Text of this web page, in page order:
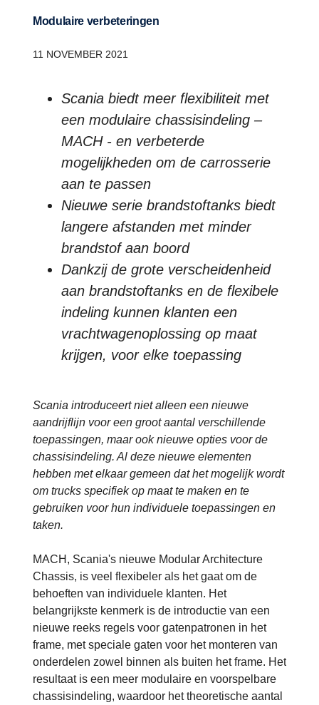
Modulaire verbeteringen
11 NOVEMBER 2021
Scania biedt meer flexibiliteit met
een modulaire chassisindeling –
MACH - en verbeterde
mogelijkheden om de carrosserie
aan te passen
Nieuwe serie brandstoftanks biedt
langere afstanden met minder
brandstof aan boord
Dankzij de grote verscheidenheid
aan brandstoftanks en de flexibele
indeling kunnen klanten een
vrachtwagenoplossing op maat
krijgen, voor elke toepassing
Scania introduceert niet alleen een nieuwe
aandrijflijn voor een groot aantal verschillende
toepassingen, maar ook nieuwe opties voor de
chassisindeling. Al deze nieuwe elementen
hebben met elkaar gemeen dat het mogelijk wordt
om trucks specifiek op maat te maken en te
gebruiken voor hun individuele toepassingen en
taken.
MACH, Scania's nieuwe Modular Architecture
Chassis, is veel flexibeler als het gaat om de
behoeften van individuele klanten. Het
belangrijkste kenmerk is de introductie van een
nieuwe reeks regels voor gatenpatronen in het
frame, met speciale gaten voor het monteren van
onderdelen zowel binnen als buiten het frame. Het
resultaat is een meer modulaire en voorspelbare
chassisindeling, waardoor het theoretische aantal